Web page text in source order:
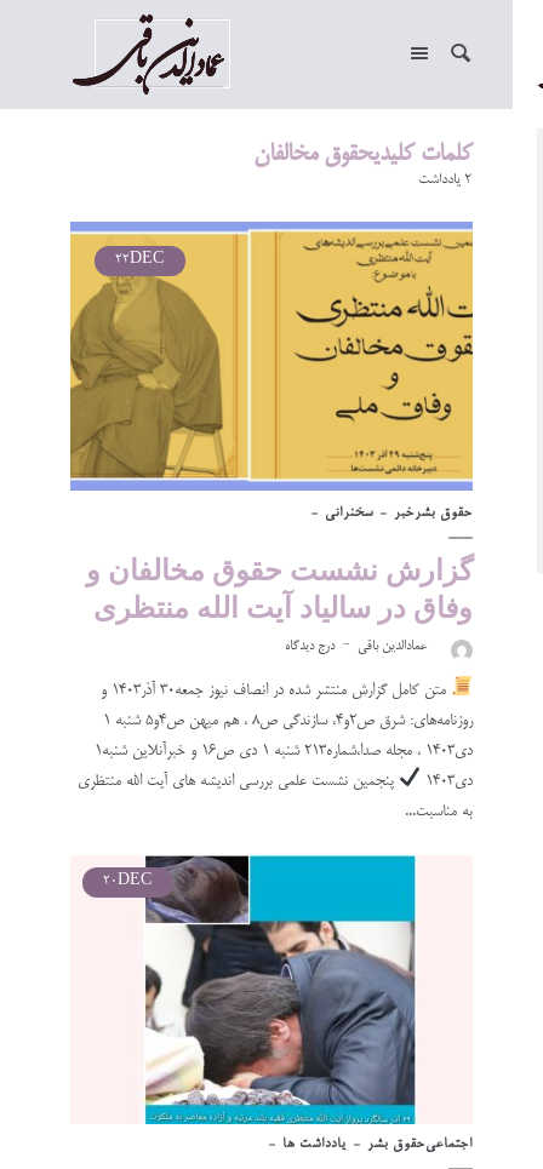
کلمات کلیدیحقوق مخالفان
2 یادداشت
DEC
22
حقوق بشر خبر سخنرانی
گزارش نشست حقوق مخالفان و
وفاق در سالیاد آیت الله منتظری
عمادالدین باقی درج دیدگاه
متن کامل گزارش منتشر شده در انصاف نیوز جمعه۳۰ آذر۱۴۰۳ و
روزنامه‌های: شرق ص۲و۴، سازندگی ص۸ ، هم میهن ص۴و۵ شنبه ۱
دی۱۴۰۳ ، مجله صدا،شماره۲۱۳ شنبه‌ ۱ دی ص۱۶ و خبرآنلاین شنبه۱
دی۱۴۰۳
پنجمین نشست علمی بررسی اندیشه های آیت الله منتظری
به مناسبت...
DEC
20
اجتماعیحقوق بشر یادداشت ها